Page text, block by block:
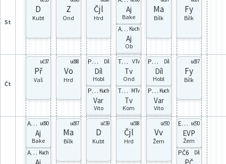
st
D
Kubt
Z
Ond
Čjl
Hrd
Aj
Bake
Aj6Y Kuch
Aj
Ob
Ma
Bílk
Fy
Bílk
čt
uč37
Př
Vaš
uč88
Vo
Hrd
PvD1 Díl
Díl
Hobl
PvV1 Kuch
Var
Vito
Tvd1 VTv
Tv
Ond
Tvh1 MTv
Tv
Kom
PvD2 Díl
Díl
Hobl
PvV2 Kuch
Var
Vito
uč87
Fy
Bílk
Aj6A uč80
Aj
Bake
Aj6Y Kuch
uč87
Ma
Bílk
uč39
D
Kubt
uč88
Čjl
Hrd
uč90
Vv
Žem
EVP6 uč90
EVP
Žem
PČ6 Díl